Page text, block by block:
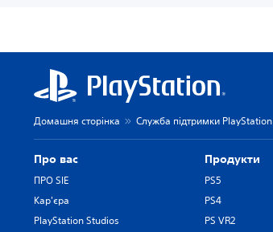
Домашня сторінка Служба підтримки PlayStation
Про вас
ПРО SIE
Кар'єра
PlayStation Studios
Продукти
PS5
PS4
PS VR2